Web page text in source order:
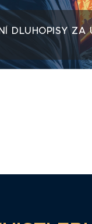
DLUHOPISY ZA